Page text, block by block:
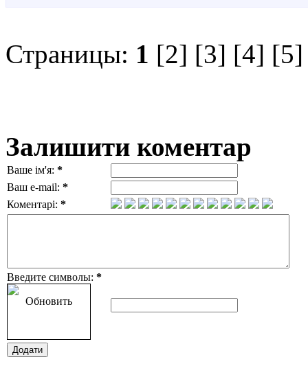
Страницы: 1 [2] [3] [4] [5]
Залишити коментар
Ваше ім'я: *
Ваш e-mail: *
Коментарі: *
Введите символы: *
Обновить